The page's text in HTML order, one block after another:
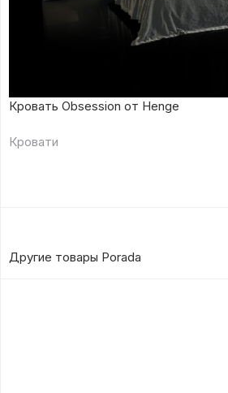
Кровать Obsession от Henge
Кровати
Другие товары Porada